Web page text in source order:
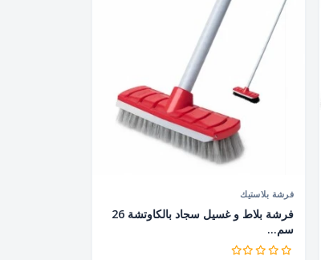
فرشة بلاستيك
فرشة بلاط و غسيل سجاد بالكاوتشة 26
سم...